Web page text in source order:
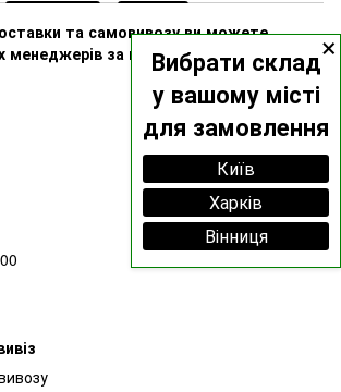
×
Вибрати склад
у вашому місті
для замовлення
Київ
Харків
Вінниця
та самовивозу ви можете
менеджерів за номерами: